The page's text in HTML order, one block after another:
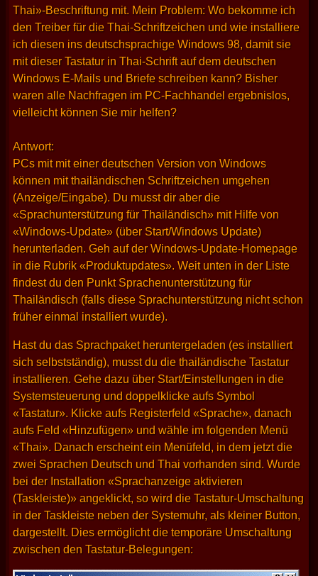
Thai»-Beschriftung mit. Mein Problem: Wo bekomme ich
den Treiber für die Thai-Schriftzeichen und wie installiere
ich diesen ins deutschsprachige Windows 98, damit sie
mit dieser Tastatur in Thai-Schrift auf dem deutschen
Windows E-Mails und Briefe schreiben kann? Bisher
waren alle Nachfragen im PC-Fachhandel ergebnislos,
vielleicht können Sie mir helfen?
Antwort:
PCs mit mit einer deutschen Version von Windows
können mit thailändischen Schriftzeichen umgehen
(Anzeige/Eingabe). Du musst dir aber die
«Sprachunterstützung für Thailändisch» mit Hilfe von
«Windows-Update» (über Start/Windows Update)
herunterladen. Geh auf der Windows-Update-Homepage
in die Rubrik «Produktupdates». Weit unten in der Liste
findest du den Punkt Sprachenunterstützung für
Thailändisch (falls diese Sprachunterstützung nicht schon
früher einmal installiert wurde).
Hast du das Sprachpaket heruntergeladen (es installiert
sich selbstständig), musst du die thailändische Tastatur
installieren. Gehe dazu über Start/Einstellungen in die
Systemsteuerung und doppelklicke aufs Symbol
«Tastatur». Klicke aufs Registerfeld «Sprache», danach
aufs Feld «Hinzufügen» und wähle im folgenden Menü
«Thai». Danach erscheint ein Menüfeld, in dem jetzt die
zwei Sprachen Deutsch und Thai vorhanden sind. Wurde
bei der Installation «Sprachanzeige aktivieren
(Taskleiste)» angeklickt, so wird die Tastatur-Umschaltung
in der Taskleiste neben der Systemuhr, als kleiner Button,
dargestellt. Dies ermöglicht die temporäre Umschaltung
zwischen den Tastatur-Belegungen: